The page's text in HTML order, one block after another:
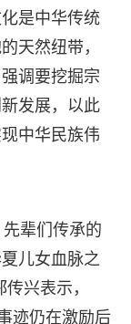
是中华传统
天然纽带，
调要挖掘宗
发展，以此
中华民族伟
辈们传承的
儿女血脉之
兴表示，
迹仍在激励后